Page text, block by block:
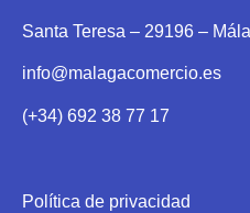
Santa Teresa – 29196 –
info@malagacomercio.es
(+34) 692 38 77 17
Política de privacidad